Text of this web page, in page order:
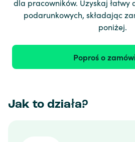
dla pracowników. Uzyskaj łatwy
podarunkowych, składając
poniżej.
Poproś o
Jak to działa?